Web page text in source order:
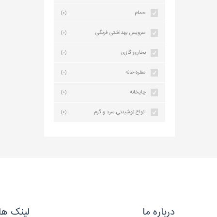
حمام (0)
سرویس بهداشتی فرنگی (0)
بخاری گازی (0)
سفره خانه (0)
چایخانه (0)
انواع نوشیدنی سرد و گرم (0)
درباره ما لینک